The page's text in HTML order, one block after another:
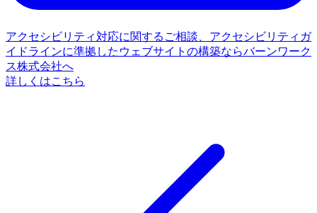
アクセシビリティ対応に関するご相談、アクセシビリティガ
イドラインに準拠したウェブサイトの構築ならバーンワーク
ス株式会社へ
詳しくはこちら